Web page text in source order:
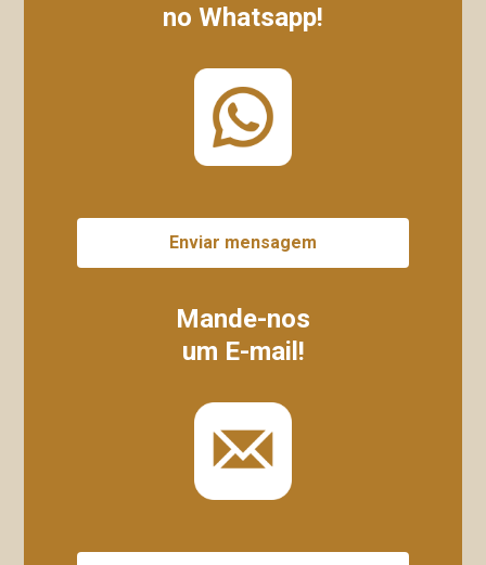
no Whatsapp!
Enviar mensagem
Mande-nos
um E-mail!